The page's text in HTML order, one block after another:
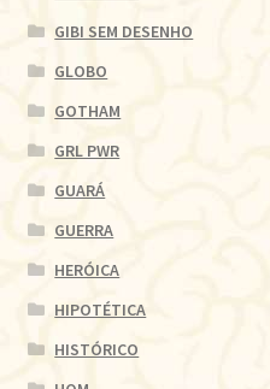
GIBI SEM DESENHO
GLOBO
GOTHAM
GRL PWR
GUARÁ
GUERRA
HERÓICA
HIPOTÉTICA
HISTÓRICO